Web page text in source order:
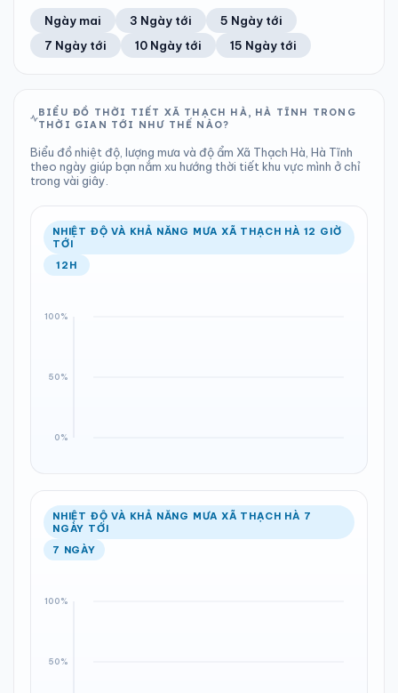
23°C 89%
Khả năng mưa
0 mm
Tổng cả ngày
999 hPa
Bình thường
13
Chỉ số UV
Tốt
Ước lượng
22°C
Ổn định
0%
Khả năng mưa
Trung bình ngày Tốc độ gió
TIA UV TẦM NHÌN
LƯỢNG MƯA
0.66 mm
Tổng cả ngày
ÁP SUẤT
999 hPa
Bình thường
Ổn định Khả năng mưa
Ngày mai 3 Ngày tới
5 Ngày tới
7 Ngày tới
10 Ngày tới 15 Ngày tới
BIỂU ĐỒ THỜI TIẾT XÃ THẠCH HÀ, HÀ TĨNH TRONG
THỜI GIAN TỚI NHƯ THẾ NÀO?
Biểu đồ nhiệt độ, lượng mưa và độ ẩm Xã Thạch Hà, Hà Tĩnh
theo ngày giúp bạn nắm xu hướng thời tiết khu vực mình ở chỉ
trong vài giây.
NHIỆT ĐỘ VÀ KHẢ NĂNG MƯA XÃ THẠCH HÀ 12 GIỜ
TỚI
12H
NHIỆT ĐỘ VÀ KHẢ NĂNG MƯA XÃ THẠCH HÀ 7
NGÀY TỚI
7 NGÀY